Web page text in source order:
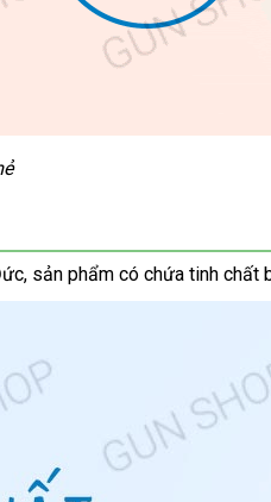
mới
nhất
, sản phẩm có chứa tinh chất